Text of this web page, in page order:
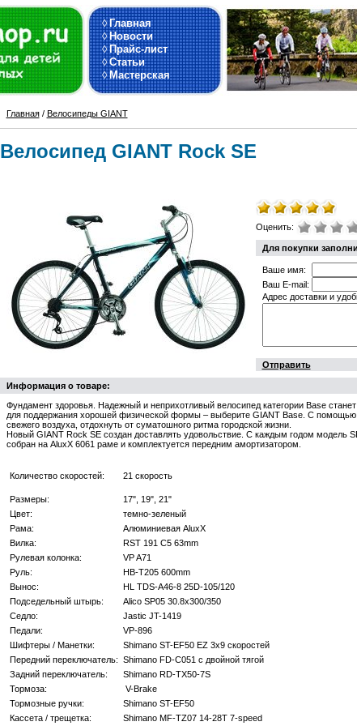
◊Главная
◊Новости
◊Прайс-лист
◊Статьи
◊Мастерская
Главная/ Велосипеды GIANT
Велосипед GIANT Rock SE
Оценить:
Для покупки
Ваше имя:
Ваш E-mail:
Адрес доставки и
Отправить
Информация о товаре:
Фундамент здоровья. Надежный и неприхотливый велосипед категории Base
для поддержания хорошей физической формы – выберите GIANT Base. С помощью
свежего воздуха, отдохнуть от суматошного ритма городской жизни.
Новый GIANT Rock SE создан доставлять удовольствие. С каждым годом модель
собран на AluxX 6061 раме и комплектуется передним амортизатором.
Количество скоростей: 21 скорость
Размеры:
17", 19", 21"
Цвет:
темно-зеленый
Рама:
Алюминиевая AluxX
Вилка:
RST 191 C5 63mm
Рулевая колонка:
VP A71
Руль:
HB-T205 600mm
Вынос:
HL TDS-A46-8 25D-105/120
Подседельный штырь:
Alico SP05 30.8x300/350
Седло:
Jastic JT-1419
Педали:
VP-896
Шифтеры / Манетки:
Shimano ST-EF50 EZ 3x9 скоростей
Передний переключатель: Shimano FD-C051 с двойной тягой
Задний переключатель:
Shimano RD-TX50-7S
Тормоза:
V-Brake
Тормозные ручки:
Shimano ST-EF50
Кассета / трещетка:
Shimano MF-TZ07 14-28T 7-speed